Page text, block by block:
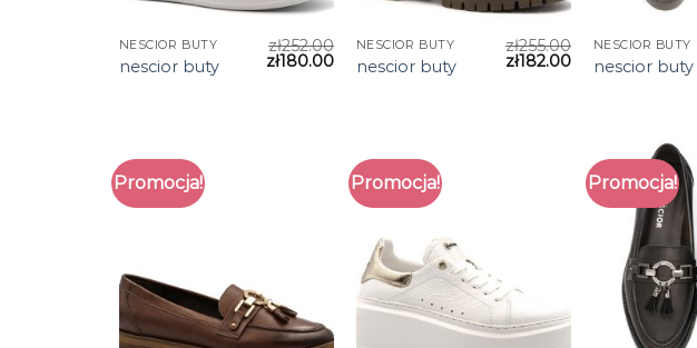
NESCIOR BUTY
nescior buty
zł252.00
zł180.00
NESCIOR BUTY
nescior buty
zł255.00
zł182.00
NESCIOR BUTY
nescior buty
Promocja! Promocja! Promocja!